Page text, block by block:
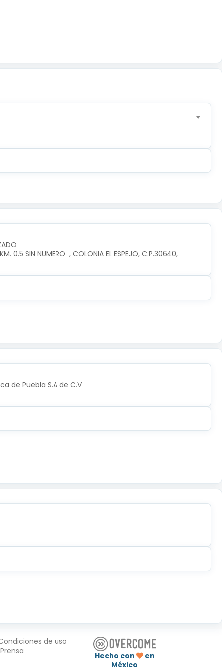
0.5 SIN NUMERO  , COLONIA EL ESPEJO, C.P.30640,
de Puebla S.A de C.V
de uso
Hecho con
en
México